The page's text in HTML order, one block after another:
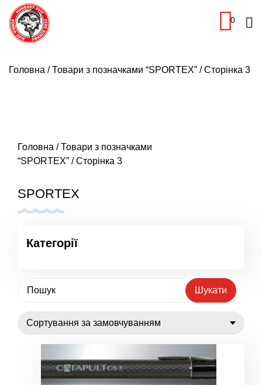
0
Головна /Товари з позначками “SPORTEX” / Сторінка 3
Головна /Товари з позначками
“SPORTEX” / Сторінка 3
SPORTEX
Категорії
Шукати